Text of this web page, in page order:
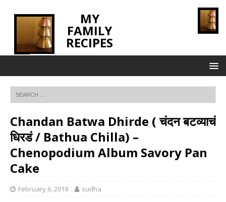
MY
FAMILY
RECIPES
Chandan Batwa Dhirde ( चंदन बटव्याचं
धिरडं / Bathua Chilla) –
Chenopodium Album Savory Pan
Cake
February 6, 2019 sudha